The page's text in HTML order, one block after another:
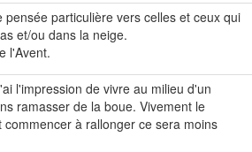
particulière vers celles et ceux qui
et/ou dans la neige.
l'Avent.
l'impression de vivre au milieu d'un
ramasser de la boue. Vivement le
à rallonger ce sera moins